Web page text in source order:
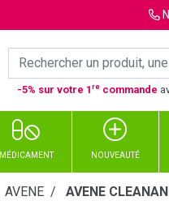
-5% sur votre 1re commande
MÉDICAMENT NOUVEAUTÉ
AVENE AVENE